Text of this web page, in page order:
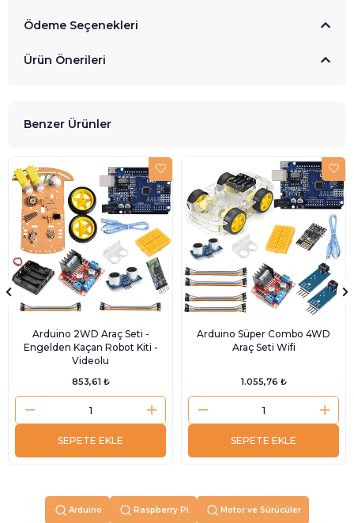
Ödeme Seçenekleri
Ürün Önerileri
Benzer Ürünler
Arduino 2WD Araç Seti -
Engelden Kaçan Robot Kiti -
Videolu
853,61 ₺
SEPETE EKLE
Arduino Süper Combo 4WD
Araç Seti Wifi
1.055,76 ₺
SEPETE EKLE
Arduino Raspberry Pi Motor ve Sürücüler